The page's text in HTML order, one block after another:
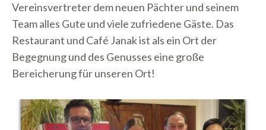
Vereinsvertreter dem neuen Pächter und seinem
Team alles Gute und viele zufriedene Gäste. Das
Restaurant und Café Janak ist als ein Ort der
Begegnung und des Genusses eine große
Bereicherung für unseren Ort!